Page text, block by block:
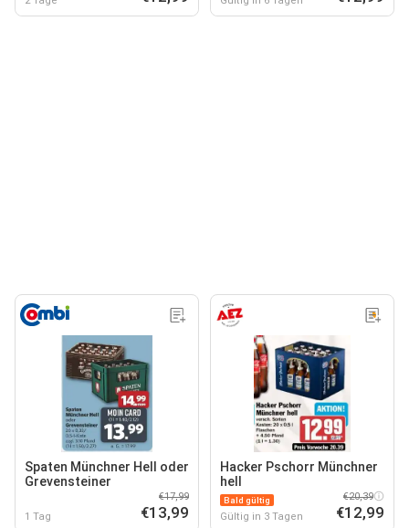
Spaten Münchner Hell oder
Grevensteiner
1 Tag
€17,99
€13,99
Hacker Pschorr Münchner
hell
Bald gültig
Gültig in 3 Tagen
€20,39
€12,99